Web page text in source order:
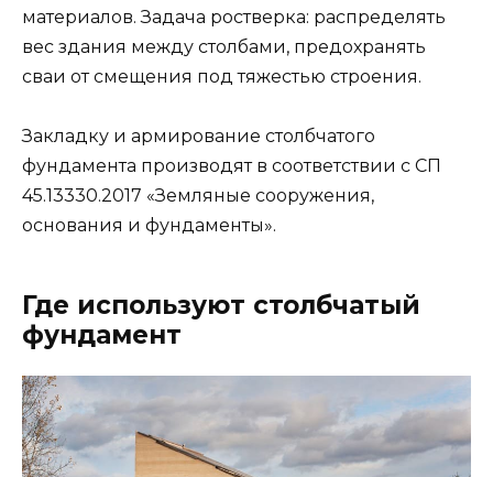
материалов. Задача ростверка: распределять
вес здания между столбами, предохранять
сваи от смещения под тяжестью строения.
Закладку и армирование столбчатого
фундамента производят в соответствии с СП
45.13330.2017 «Земляные сооружения,
основания и фундаменты».
Где используют столбчатый
фундамент